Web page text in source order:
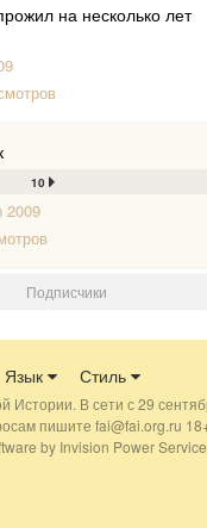
на несколько лет
10
2009
Подписчики
Язык Стиль
Истории. В сети с 29
пишите fai@fai.org.ru
by Invision Power